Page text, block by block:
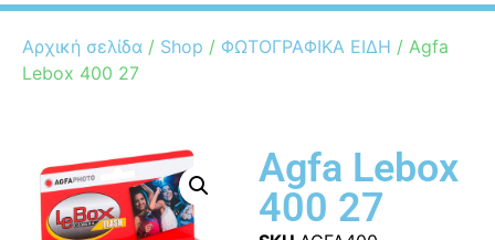
Αρχική σελίδα / Shop / ΦΩΤΟΓΡΑΦΙΚΑ ΕΙΔΗ / Agfa
Lebox 400 27
Agfa Lebox
400 27